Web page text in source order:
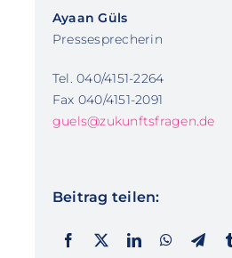
Ayaan Güls
Pressesprecherin
Tel. 040/4151-2264
Fax 040/4151-2091
guels@zukunftsfragen.de
Beitrag teilen: